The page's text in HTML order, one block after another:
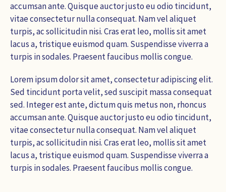
accumsan ante. Quisque auctor justo eu odio tincidunt,
vitae consectetur nulla consequat. Nam vel aliquet
turpis, ac sollicitudin nisi. Cras erat leo, mollis sit amet
lacus a, tristique euismod quam. Suspendisse viverra a
turpis in sodales. Praesent faucibus mollis congue.
Lorem ipsum dolor sit amet, consectetur adipiscing elit.
Sed tincidunt porta velit, sed suscipit massa consequat
sed. Integer est ante, dictum quis metus non, rhoncus
accumsan ante. Quisque auctor justo eu odio tincidunt,
vitae consectetur nulla consequat. Nam vel aliquet
turpis, ac sollicitudin nisi. Cras erat leo, mollis sit amet
lacus a, tristique euismod quam. Suspendisse viverra a
turpis in sodales. Praesent faucibus mollis congue.